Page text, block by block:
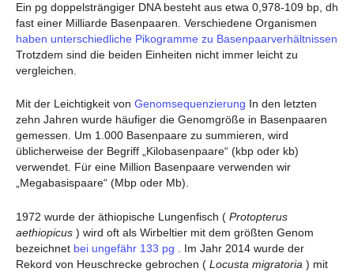
Ein pg doppelsträngiger DNA besteht aus etwa 0,978-109 bp, dh
fast einer Milliarde Basenpaaren. Verschiedene Organismen
haben unterschiedliche Pikogramme zu Basenpaarverhältnissen
Trotzdem sind die beiden Einheiten nicht immer leicht zu
vergleichen.
Mit der Leichtigkeit von Genomsequenzierung In den letzten
zehn Jahren wurde häufiger die Genomgröße in Basenpaaren
gemessen. Um 1.000 Basenpaare zu summieren, wird
üblicherweise der Begriff „Kilobasenpaare“ (kbp oder kb)
verwendet. Für eine Million Basenpaare verwenden wir
„Megabasispaare“ (Mbp oder Mb).
1972 wurde der äthiopische Lungenfisch ( Protopterus
aethiopicus ) wird oft als Wirbeltier mit dem größten Genom
bezeichnet bei ungefähr 133 pg . Im Jahr 2014 wurde der
Rekord von Heuschrecke gebrochen ( Locusta migratoria ) mit